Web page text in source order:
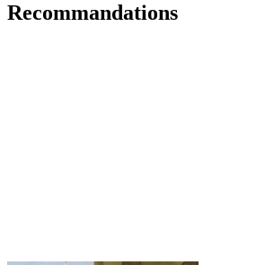
Recommandations